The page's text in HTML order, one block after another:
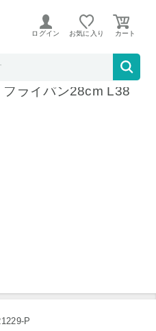
。
ログイン お気に入り
ジニオ・ネオ IHルー
ライパン28cm L38
P